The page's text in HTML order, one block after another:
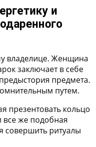
и
владелице. Женщина
заключает в себе
предмета.
путем.
презентовать кольцо
все же подобная
совершить ритуалы